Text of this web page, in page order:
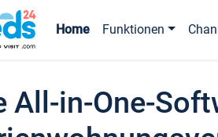
Home Funktionen
All-in-One-